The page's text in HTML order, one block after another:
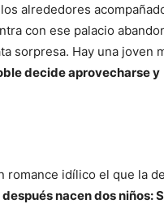
alrededores
con ese palacio
sorpresa. Hay una joven
decide aprovecharse y
romance idílico el que la
nacen dos niños: